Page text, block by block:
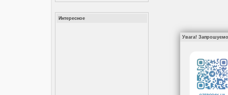
Интересное
Увага! Запрошуємо